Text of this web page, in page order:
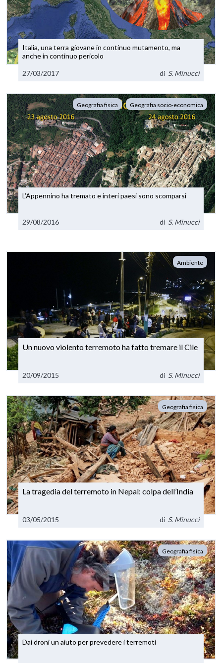
Italia, una terra giovane in continuo mutamento, ma
anche in continuo pericolo
27/03/2017 di S. Minucci
Geografia fisica Geografia socio-economica
L’Appennino ha tremato e interi paesi sono scomparsi
29/08/2016 di S. Minucci
Ambiente
Un nuovo violento terremoto ha fatto tremare il Cile
20/09/2015 di S. Minucci
Geografia fisica
La tragedia del terremoto in Nepal: colpa dell’India
03/05/2015 di S. Minucci
Geografia fisica
Dai droni un aiuto per prevedere i terremoti